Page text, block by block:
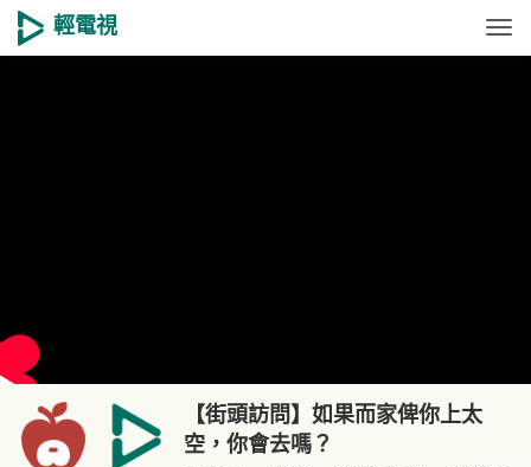
輕電視
【街頭訪問】如果而家俾你上太
空，你會去嗎？